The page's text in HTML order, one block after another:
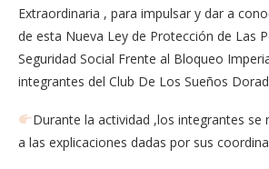
Extraordinaria , para impulsar y dar a
de esta Nueva Ley de Protección de Las
Seguridad Social Frente al Bloqueo
integrantes del Club De Los Sueños
Durante la actividad ,los integrantes
a las explicaciones dadas por sus